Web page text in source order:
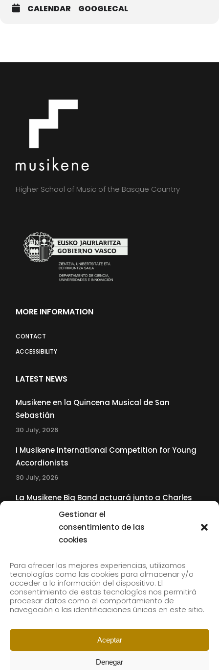
Gestionar el
consentimiento de las
cookies
Para ofrecer las mejores experiencias, utilizamos
tecnologías como las cookies para almacenar y/o
acceder a la información del dispositivo. El
consentimiento de estas tecnologías nos permitirá
procesar datos como el comportamiento de
navegación o las identificaciones únicas en este sitio.
Aceptar
Denegar
CALENDAR GOOGLECAL
Higher School of Music of the Basque Country
MORE INFORMATION
CONTACT
ACCESSIBILITY
LATEST NEWS
Musikene en la Quincena Musical de San
Sebastián
30 July, 2026
I Musikene International Competition for Young
Accordionists
30 July, 2026
La Musikene Big Band actuará junto a Charles
Tolliver en el 61 Jazzaldia
Subscribe to our newsletter to receive our news by
email.